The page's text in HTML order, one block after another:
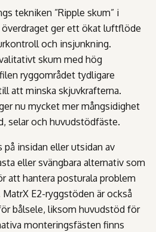
tekniken ”Ripple skum” i
ger ett ökat luftflöde
och insjunkning.
skum med hög
ryggområdet tydligare
att minska skjuvkrafterna.
nu mycket mer mångsidighet
selar och huvudstödfäste.
insidan eller utsidan av
eller svängbara alternativ som
att hantera posturala problem
E2-ryggstöden är också
bålsele, liksom huvudstöd för
monteringsfästen finns